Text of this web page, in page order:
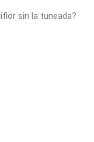
sin la tuneada?